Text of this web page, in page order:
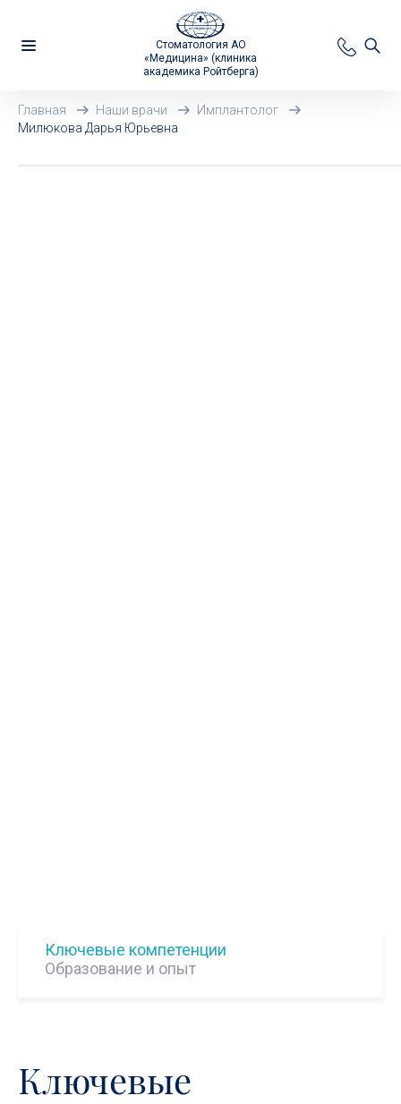
Стоматология АО
«Медицина» (клиника
академика Ройтберга)
Главная Наши врачи
Имплантолог
Милюкова Дарья Юрьевна
Ключевые компетенции
Образование и опыт
Ключевые